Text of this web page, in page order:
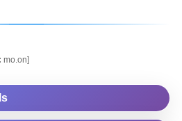
mo.on]